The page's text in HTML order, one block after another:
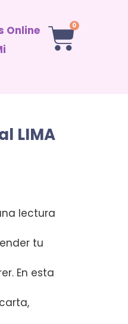
Online
0
LIMA
lectura
tu
En esta